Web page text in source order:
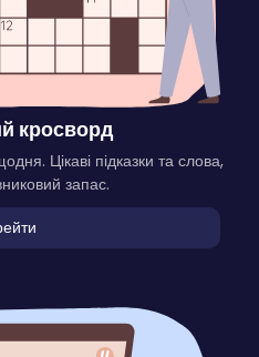
кросворд
Цікаві підказки та слова,
запас.